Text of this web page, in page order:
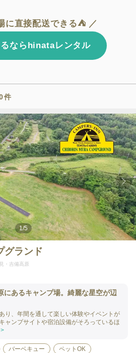
に直接配送できる⛺ ／
ならhinataレンタル
件
1/5
グランド
・吉備高原
にあるキャンプ場。綺麗な星空が辺
り、年間を通して楽しい体験やイベントが
ャンプサイトや宿泊設備がそろっているほ
バーベキュー ペットOK